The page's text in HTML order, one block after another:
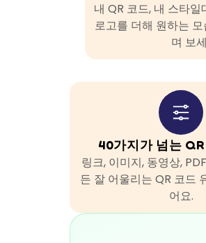
내 QR 코드, 내 스타
로고를 더해 원하는
며 보
40가지가 넘는
링크, 이미지, 동영상,
든 잘 어울리는 QR 코드
어요.